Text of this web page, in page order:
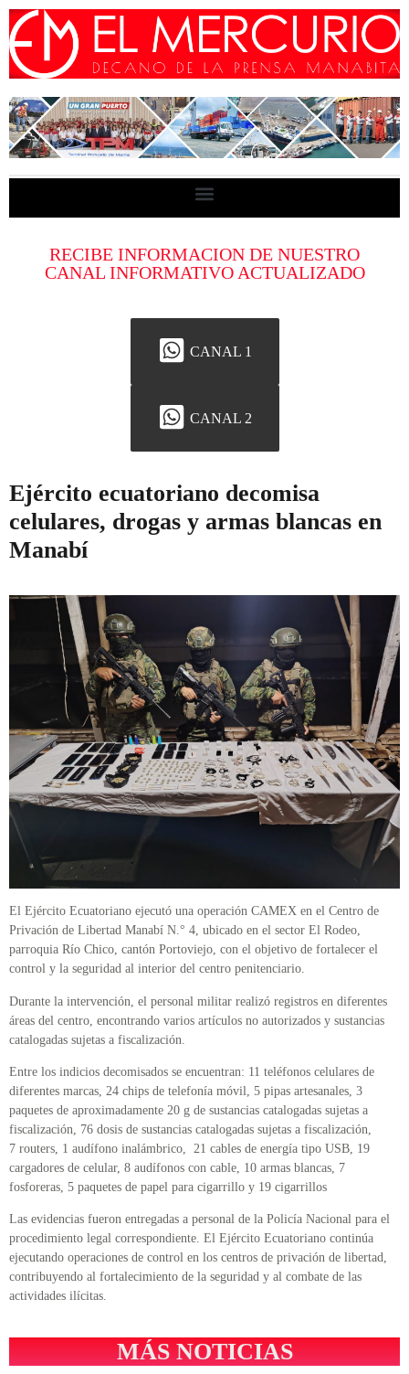
RECIBE INFORMACION DE NUESTRO
CANAL INFORMATIVO ACTUALIZADO
CANAL 1
CANAL 2
Ejército ecuatoriano decomisa
celulares, drogas y armas blancas en
Manabí
El Ejército Ecuatoriano ejecutó una operación CAMEX en el Centro de
Privación de Libertad Manabí N.° 4, ubicado en el sector El Rodeo,
parroquia Río Chico, cantón Portoviejo, con el objetivo de fortalecer el
control y la seguridad al interior del centro penitenciario.
Durante la intervención, el personal militar realizó registros en diferentes
áreas del centro, encontrando varios artículos no autorizados y sustancias
catalogadas sujetas a fiscalización.
Entre los indicios decomisados se encuentran: 11 teléfonos celulares de
diferentes marcas, 24 chips de telefonía móvil, 5 pipas artesanales, 3
paquetes de aproximadamente 20 g de sustancias catalogadas sujetas a
fiscalización, 76 dosis de sustancias catalogadas sujetas a fiscalización,
7 routers, 1 audífono inalámbrico, 21 cables de energía tipo USB, 19
cargadores de celular, 8 audífonos con cable, 10 armas blancas, 7
fosforeras, 5 paquetes de papel para cigarrillo y 19 cigarrillos
Las evidencias fueron entregadas a personal de la Policía Nacional para el
procedimiento legal correspondiente. El Ejército Ecuatoriano continúa
ejecutando operaciones de control en los centros de privación de libertad,
contribuyendo al fortalecimiento de la seguridad y al combate de las
actividades ilícitas.
MÁS NOTICIAS